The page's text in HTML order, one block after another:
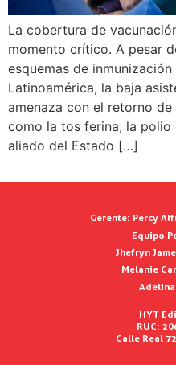
La cobertura de
momento crítico. A pesar
esquemas de
Latinoamérica, la baja
amenaza con el retorno
como la tos ferina, la polio
aliado del Estado […]
Gerente: Percy
Equipo
Jhefryn
Melanie
HYT
RUC:
Calle Real